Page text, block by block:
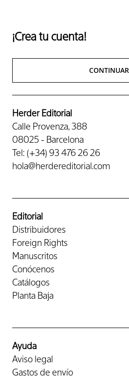
¡Crea tu cuenta!
CONTINUAR
Herder Editorial
Calle Provenza, 388
08025 - Barcelona
Tel: (+34) 93 476 26 26
hola@herdereditorial.com
Editorial
Distribuidores
Foreign Rights
Manuscritos
Conócenos
Catálogos
Planta Baja
Ayuda
Aviso legal
Gastos de envío